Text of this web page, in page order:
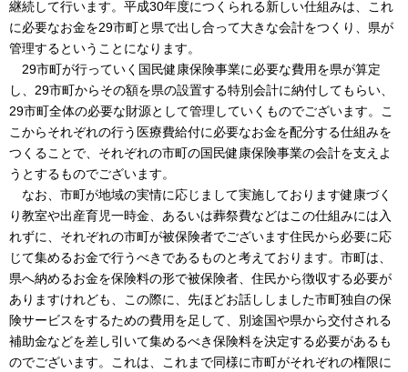
継続して行います。平成30年度につくられる新しい仕組みは、これ
に必要なお金を29市町と県で出し合って大きな会計をつくり、県が
管理するということになります。
29市町が行っていく国民健康保険事業に必要な費用を県が算定
し、29市町からその額を県の設置する特別会計に納付してもらい、
29市町全体の必要な財源として管理していくものでございます。こ
こからそれぞれの行う医療費給付に必要なお金を配分する仕組みを
つくることで、それぞれの市町の国民健康保険事業の会計を支えよ
うとするものでございます。
なお、市町が地域の実情に応じまして実施しております健康づく
り教室や出産育児一時金、あるいは葬祭費などはこの仕組みには入
れずに、それぞれの市町が被保険者でございます住民から必要に応
じて集めるお金で行うべきであるものと考えております。市町は、
県へ納めるお金を保険料の形で被保険者、住民から徴収する必要が
ありますけれども、この際に、先ほどお話ししました市町独自の保
険サービスをするための費用を足して、別途国や県から交付される
補助金などを差し引いて集めるべき保険料を決定する必要があるも
のでございます。これは、これまで同様に市町がそれぞれの権限に